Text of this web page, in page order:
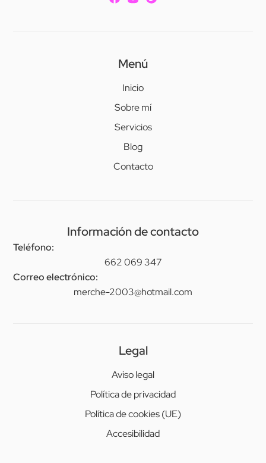
Menú
Inicio
Sobre mí
Servicios
Blog
Contacto
Información de contacto
Teléfono:
662 069 347
Correo electrónico:
merche-2003@hotmail.com
Legal
Aviso legal
Política de privacidad
Política de cookies (UE)
Accesibilidad